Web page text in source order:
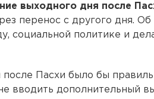
выходного дня после
перенос с другого дня. Об
социальной политике и
после Пасхи было бы
вводить дополнительный